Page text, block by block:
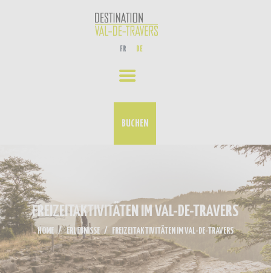
FR DE
BUCHEN
FREIZEITAKTIVITÄTEN IM VAL-DE-TRAVERS
HOME ERLEBNISSE FREIZEITAKTIVITÄTEN IM VAL-DE-TRAVERS
ERLEBNISSE
VERANSTALTUNGS-KALENDER